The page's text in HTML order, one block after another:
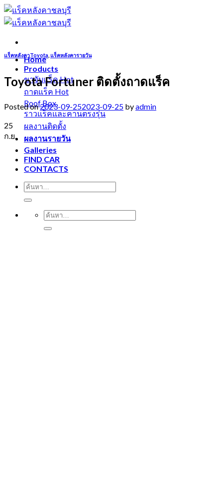
Skip
to
content
Home
Products
ขาจับแร็ค
ถาดแร็ค
Roof Box
ราวแร็คและคานตรงรุ่น
ผลงานติดตั้ง
ผลงานรายวัน
Galleries
FIND CAR
CONTACTS
แร็คหลังคาToyota แร็คหลังคารายวัน
Toyota Fortuner ติดตั้งถาดแร็ค
Posted on2023-09-252023-09-25 byadmin
25
ก.ย.